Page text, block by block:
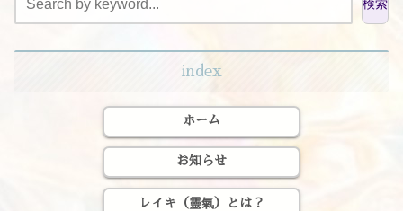
検索
index
ホーム
お知らせ
レイキ（靈氣）とは？